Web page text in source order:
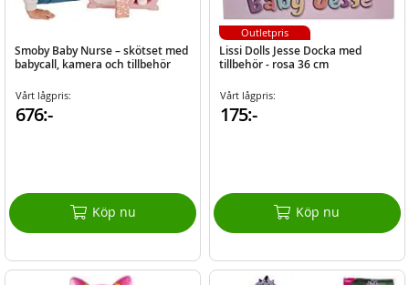
Smoby Baby Nurse – skötset med
babycall, kamera och tillbehör
Vårt lågpris:
676:-
Köp nu
Lissi Dolls Jesse Docka med
tillbehör - rosa 36 cm
Vårt lågpris:
175:-
Köp nu
Outletpris